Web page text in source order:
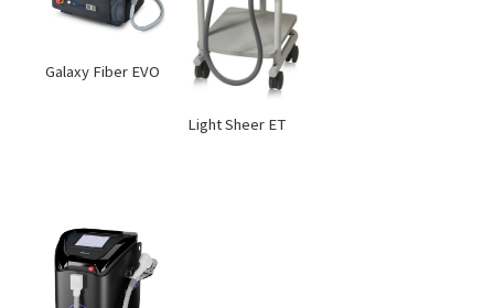
Galaxy Fiber EVO
Light Sheer ET